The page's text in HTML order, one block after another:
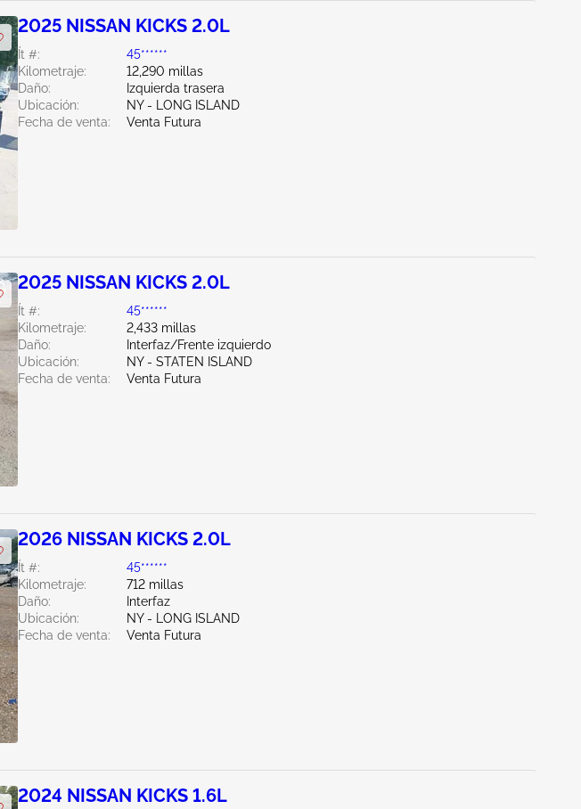
2025 NISSAN KICKS 2.0L
Ít #:
45******
Kilometraje:
12,290 millas
Daño:
Izquierda trasera
Ubicación:
NY - LONG ISLAND
Fecha de venta:
Venta Futura
2025 NISSAN KICKS 2.0L
Ít #:
45******
Kilometraje:
2,433 millas
Daño:
Interfaz/Frente izquierdo
Ubicación:
NY - STATEN ISLAND
Fecha de venta:
Venta Futura
2026 NISSAN KICKS 2.0L
Ít #:
45******
Kilometraje:
712 millas
Daño:
Interfaz
Ubicación:
NY - LONG ISLAND
Fecha de venta:
Venta Futura
2024 NISSAN KICKS 1.6L